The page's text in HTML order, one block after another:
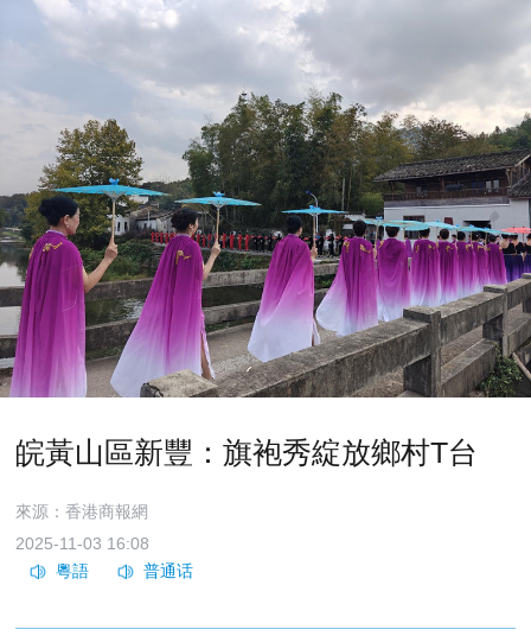
皖黃山區新豐：旗袍秀綻放鄉村T台
來源：香港商報網
2025-11-03 16:08